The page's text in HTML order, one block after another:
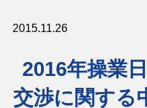
2015.11.26
2016年操業
交渉に関する